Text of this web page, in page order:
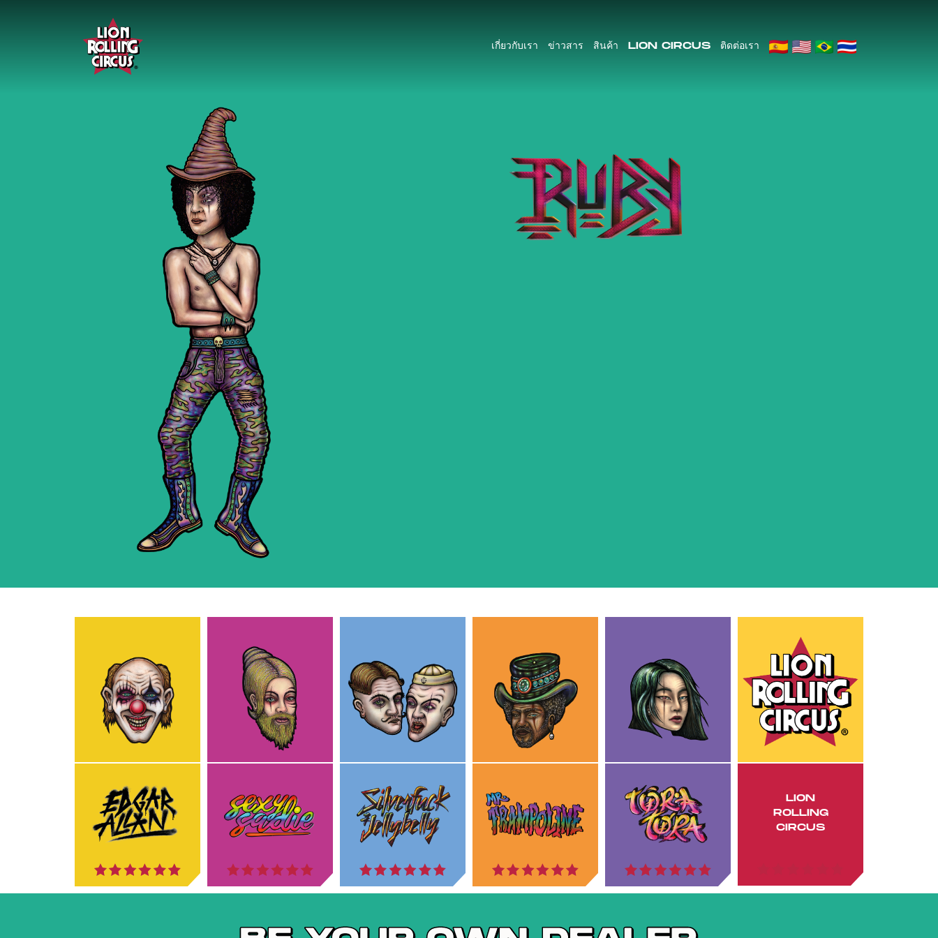
เกี่ยวกับเรา ข่าวสาร สินค้า LION CIRCUS ติดต่อเรา
LION
ROLLING
CIRCUS